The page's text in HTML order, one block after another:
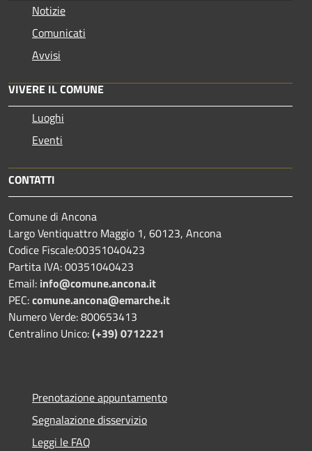
Notizie
Comunicati
Avvisi
VIVERE IL COMUNE
Luoghi
Eventi
CONTATTI
Comune di Ancona
Largo Ventiquattro Maggio 1, 60123, Ancona
Codice Fiscale:00351040423
Partita IVA: 00351040423
Email: info@comune.ancona.it
PEC:comune.ancona@emarche.it
Numero Verde: 800653413
Centralino Unico:(+39) 0712221
Prenotazione appuntamento
Segnalazione disservizio
Leggi le FAQ